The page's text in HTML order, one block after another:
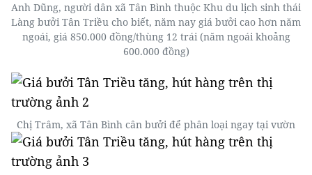
Anh Dũng, người dân xã Tân Bình thuộc Khu du lịch sinh thái
Làng bưởi Tân Triều cho biết, năm nay giá bưởi cao hơn năm
ngoái, giá 850.000 đồng/thùng 12 trái (năm ngoái khoảng
600.000 đồng)
Chị Trâm, xã Tân Bình cân bưởi để phân loại ngay tại vườn